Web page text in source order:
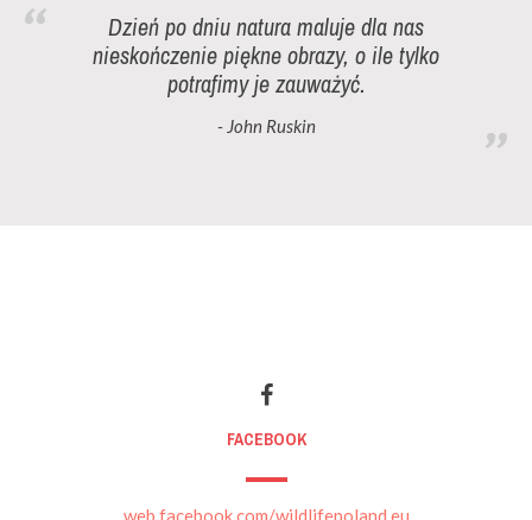
Dzień po dniu natura maluje dla nas
nieskończenie piękne obrazy, o ile tylko
potrafimy je zauważyć.
- John Ruskin
FACEBOOK
web.facebook.com/wildlifepoland.eu